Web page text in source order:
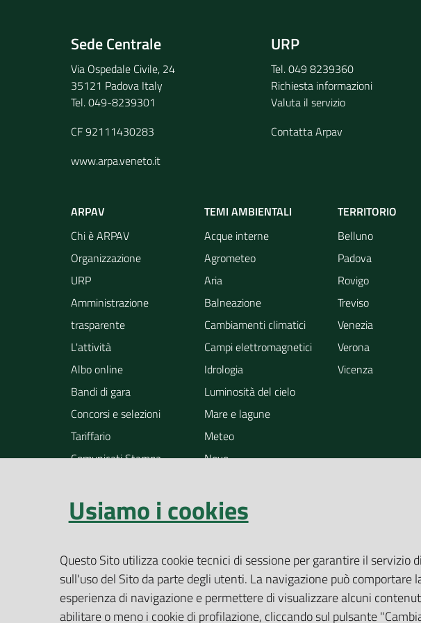
Sede Centrale
Via Ospedale Civile, 24
35121 Padova Italy
Tel. 049-8239301
CF 92111430283
www.arpa.veneto.it
URP
Tel. 049 8239360
Richiesta informazioni
Valuta il servizio
Contatta Arpav
ARPAV
Chi è ARPAV
Organizzazione
URP
Amministrazione
trasparente
L'attività
Albo online
Bandi di gara
Concorsi e selezioni
Tariffario
Comunicati Stampa
TEMI AMBIENTALI
Acque interne
Agrometeo
Aria
Balneazione
Cambiamenti climatici
Campi elettromagnetici
Idrologia
Luminosità del cielo
Mare e lagune
Meteo
Neve
Pollini
Radioattività
Rumore
Siti contaminati
Suolo
TERRITORIO
Belluno
Padova
Rovigo
Treviso
Venezia
Verona
Vicenza
Usiamo i cookies
Questo Sito utilizza cookie tecnici di sessione per garantire il
sull'uso del Sito da parte degli utenti. La navigazione può
esperienza di navigazione e permettere di visualizzare alcuni
abilitare o meno i cookie di profilazione, cliccando sul pulsante